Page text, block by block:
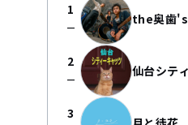
1
check_indeterminate_small the奥歯's
2
check_indeterminate_small 仙台シテ
3